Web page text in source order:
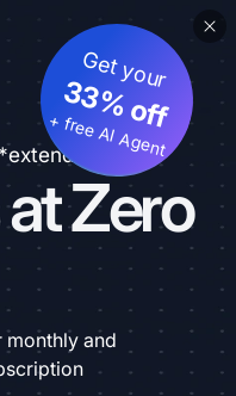
Zero
Get your
33% off
+ free AI Agent
monthly and